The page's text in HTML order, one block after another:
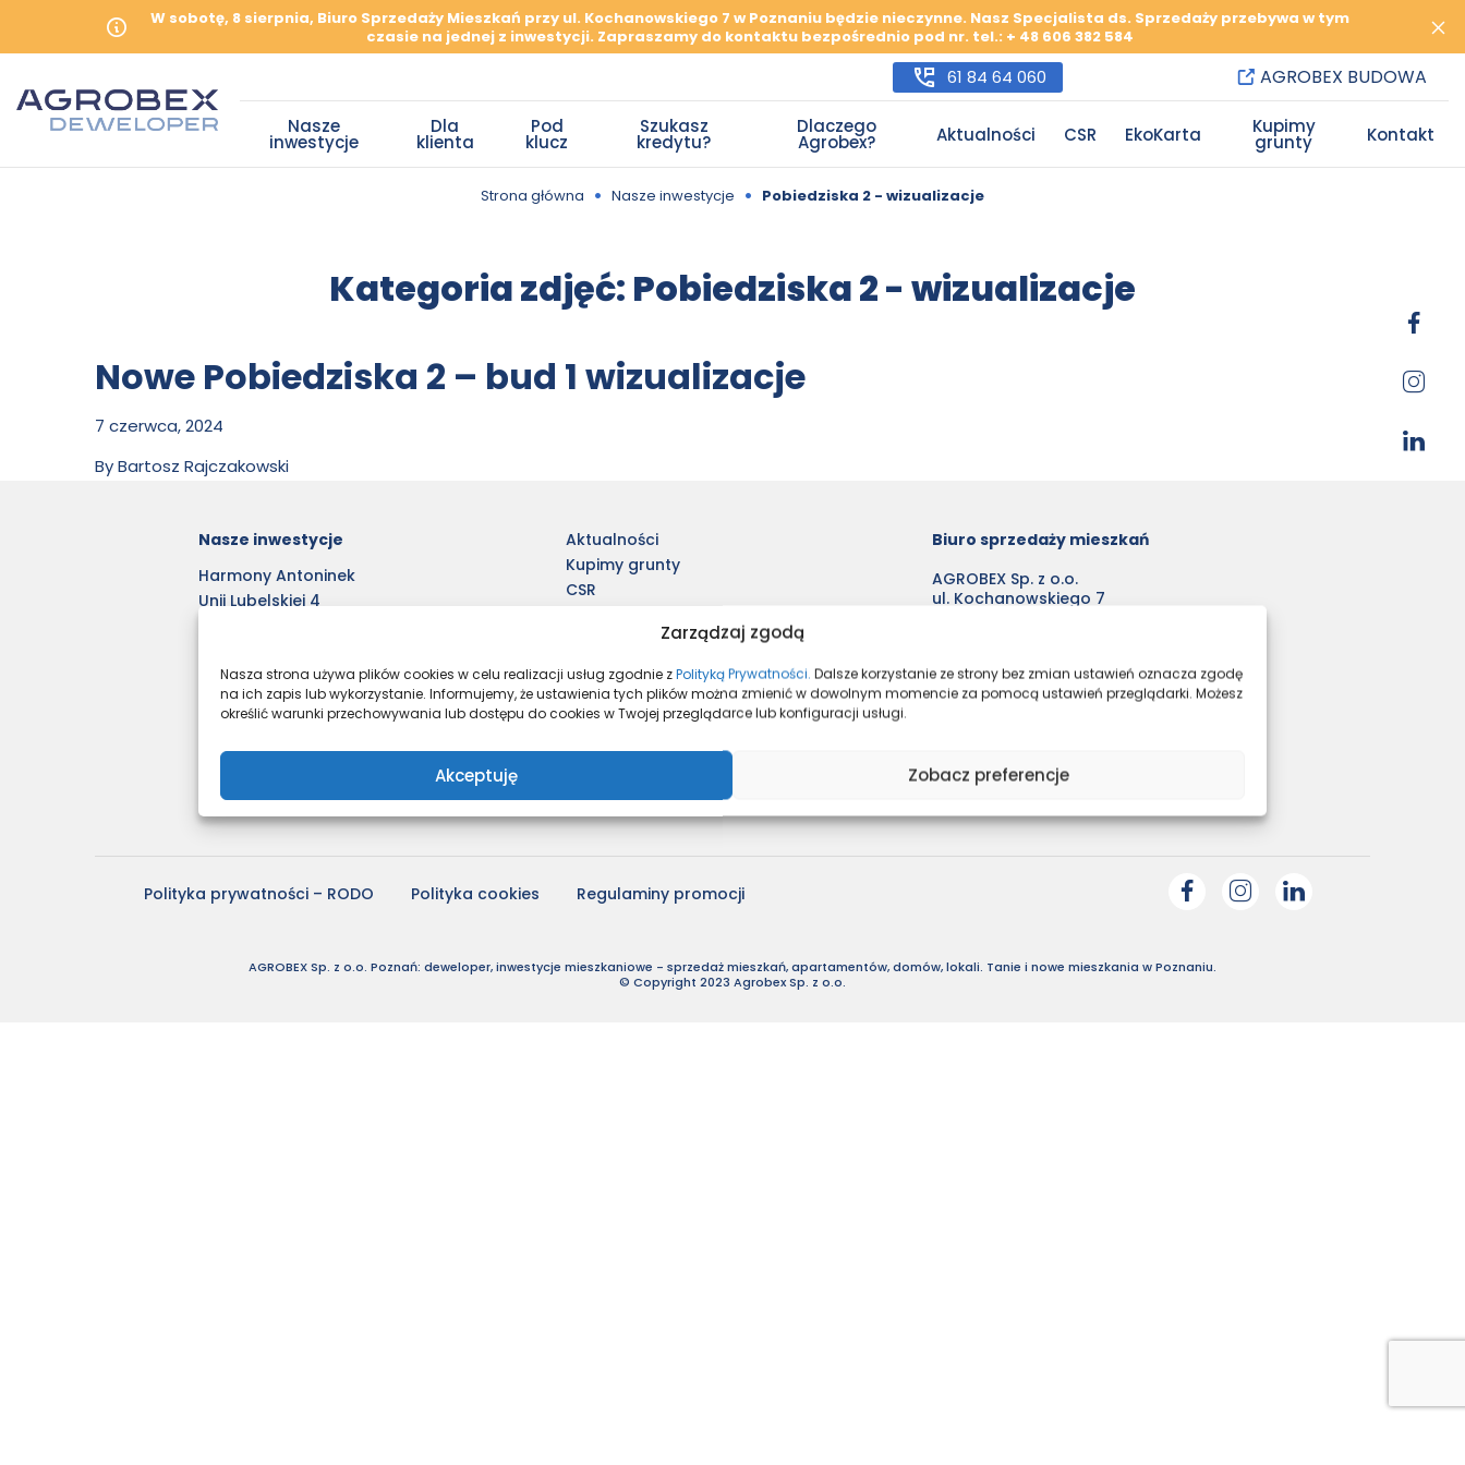
Zarządzaj zgodą
Nasza strona używa plików cookies w celu realizacji usług zgodnie zPolityką Prywatności. Dalsze korzystanie ze strony bez zmian ustawień oznacza zgodę
na ich zapis lub wykorzystanie. Informujemy, że ustawienia tych plików można zmienić w dowolnym momencie za pomocą ustawień przeglądarki. Możesz
określić warunki przechowywania lub dostępu do cookies w Twojej przeglądarce lub konfiguracji usługi.
Akceptuję Zobacz preferencje
W sobotę, 8 sierpnia, Biuro Sprzedaży Mieszkań przy ul. Kochanowskiego 7 w Poznaniu będzie nieczynne. Nasz Specjalista ds. Sprzedaży przebywa w tym
czasie na jednej z inwestycji. Zapraszamy do kontaktu bezpośrednio pod nr. tel.: + 48 606 382 584
61 84 64 060 AGROBEX BUDOWA
Nasze
inwestycje
Dla
klienta
Pod
klucz
Szukasz
kredytu?
Dlaczego
Agrobex? Aktualności CSR EkoKarta Kupimy
grunty Kontakt
Strona główna • Nasze inwestycje • Pobiedziska 2 - wizualizacje
Kategoria zdjęć: Pobiedziska 2 - wizualizacje
Nowe Pobiedziska 2 – bud 1 wizualizacje
7 czerwca, 2024
ByBartosz Rajczakowski
Nasze inwestycje
Harmony Antoninek
Unii Lubelskiej 4
Ulica Staszica
Kleszczewo Park
Nowe Pobiedziska 2
Osiedle Tkacka – stare
Aktualności
Kupimy grunty
CSR
Wykończenie pod klucz
Szukasz kredytu?
Dlaczego Agrobex?
Agrobex budownictwo
Biuro sprzedaży mieszkań
AGROBEX Sp. z o.o.
ul. Kochanowskiego 7
Sb.: 10:00-14:00
61 84 64 060
Polityka prywatności – RODO Polityka cookies Regulaminy promocji
AGROBEX Sp. z o.o. Poznań: deweloper, inwestycje mieszkaniowe - sprzedaż mieszkań, apartamentów, domów, lokali. Tanie i nowe mieszkania w Poznaniu.
© Copyright 2023 Agrobex Sp. z o.o.